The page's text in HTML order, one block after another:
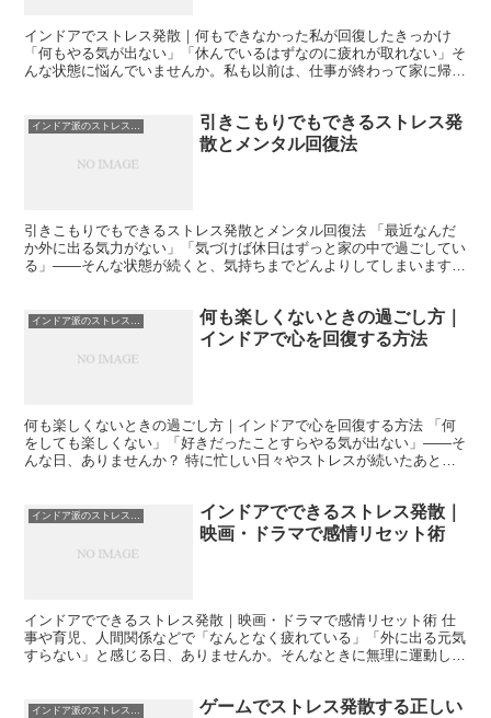
インドアでストレス発散｜何もできなかった私が回復したきっかけ
「何もやる気が出ない」「休んでいるはずなのに疲れが取れない」そ
んな状態に悩んでいませんか。私も以前は、仕事が終わって家に帰っ
インドア派のストレス発散
引きこもりでもできるストレス発
散とメンタル回復法
引きこもりでもできるストレス発散とメンタル回復法 「最近なんだ
か外に出る気力がない」「気づけば休日はずっと家の中で過ごしてい
る」——そんな状態が続くと、気持ちまでどんよりしてしまいますよ
インドア派のストレス発散
何も楽しくないときの過ごし方｜
インドアで心を回復する方法
何も楽しくないときの過ごし方｜インドアで心を回復する方法 「何
をしても楽しくない」「好きだったことすらやる気が出ない」——そ
んな日、ありませんか？ 特に忙しい日々やストレスが続いたあと、
インドア派のストレス発散
インドアでできるストレス発散｜
映画・ドラマで感情リセット術
インドアでできるストレス発散｜映画・ドラマで感情リセット術 仕
事や育児、人間関係などで「なんとなく疲れている」「外に出る元気
すらない」と感じる日、ありませんか。そんなときに無理に運動した
ゲームでストレス発散する正しい